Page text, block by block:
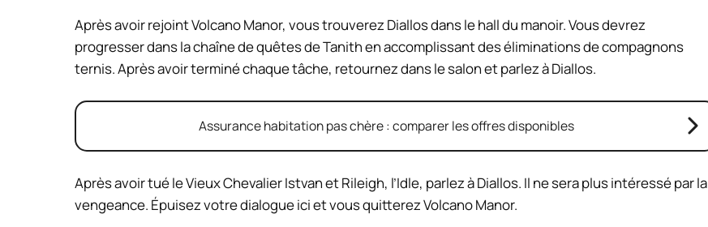
Après avoir rejoint Volcano Manor, vous trouverez Diallos dans le hall du manoir. Vous devrez
progresser dans la chaîne de quêtes de Tanith en accomplissant des éliminations de compagnons
ternis. Après avoir terminé chaque tâche, retournez dans le salon et parlez à Diallos.
Assurance habitation pas chère : comparer les offres disponibles
Après avoir tué le Vieux Chevalier Istvan et Rileigh, l’Idle, parlez à Diallos. Il ne sera plus intéressé par la
vengeance. Épuisez votre dialogue ici et vous quitterez Volcano Manor.